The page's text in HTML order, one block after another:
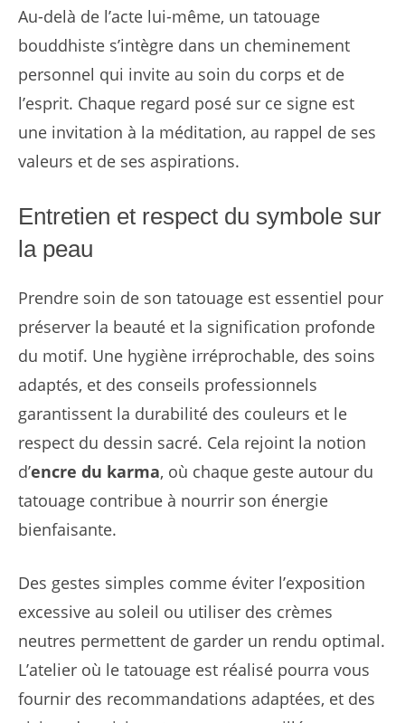
Au-delà de l’acte lui-même, un tatouage
bouddhiste s’intègre dans un cheminement
personnel qui invite au soin du corps et de
l’esprit. Chaque regard posé sur ce signe est
une invitation à la méditation, au rappel de ses
valeurs et de ses aspirations.
Entretien et respect du symbole sur
la peau
Prendre soin de son tatouage est essentiel pour
préserver la beauté et la signification profonde
du motif. Une hygiène irréprochable, des soins
adaptés, et des conseils professionnels
garantissent la durabilité des couleurs et le
respect du dessin sacré. Cela rejoint la notion
d’encre du karma, où chaque geste autour du
tatouage contribue à nourrir son énergie
bienfaisante.
Des gestes simples comme éviter l’exposition
excessive au soleil ou utiliser des crèmes
neutres permettent de garder un rendu optimal.
L’atelier où le tatouage est réalisé pourra vous
fournir des recommandations adaptées, et des